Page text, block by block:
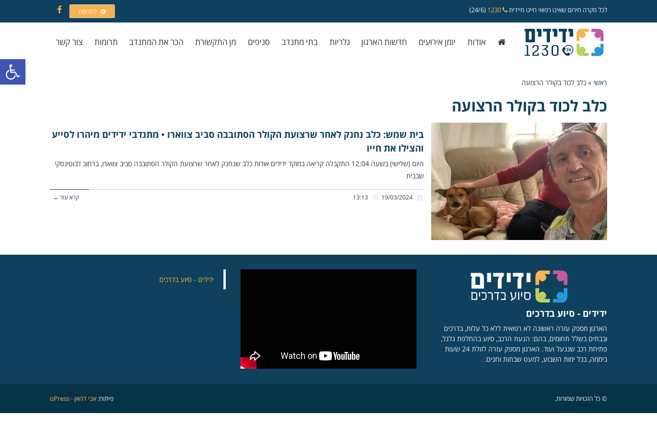
פתח
לכל מקרה חירום שאינו רפואי חייגו מיידית (24/6) לתרומה
Facebook
אודות יומן אירועים חדשות הארגון גלריות בתי מתנדב סניפים מן התקשורת הכר את המתנדב תרומות צור קשר
ראשי » כלב לכוד בקולר הרצועה
כלב לכוד בקולר הרצועה
בית שמש: כלב נחנק לאחר שרצועת הקולר הסתובבה סביב צווארו • מתנדבי ידידים מיהרו לסייע
והצילו את חייו
היום (שלישי) בשעה 12:04 התקבלה קריאה במוקד ידידים אודות כלב שנחנק לאחר שרצועת הקולר הסתובבה סביב צווארו, ברחוב ז’בוטינסקי
שבבית
קרא עוד ←
ידידים - סיוע בדרכים
הארגון מספק עזרה ראשונה לא רפואית ללא כל עלות, בדרכים
ובבתים בשלל תחומים, בהם: הנעת הרכב, סיוע בהחלפת גלגל,
פתיחת רכב שננעל ועוד. הארגון מספק עזרה לזולת 24 שעות
ביממה, בכל ימות השבוע, למעט שבתות וחגים.
‏ידידים - סיוע בדרכים
© כל הזכויות שמורות. פיתוח: אבי דהאן - oPress